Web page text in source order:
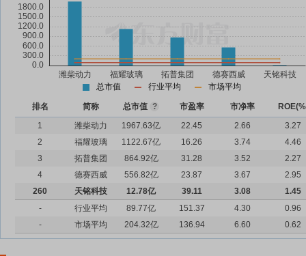
总市值 行业平均 市场平均
排名 简称 总市值 ? 市盈率 市净率
1
潍柴动力 1967.63亿 22.45 2.66
3.27
2
福耀玻璃 1122.67亿 16.26 3.74
4.46
3
拓普集团 864.92亿 31.28 3.52
2.27
4
德赛西威 556.82亿 23.87 3.67
2.95
260
天铭科技 12.78亿 39.11 3.08
1.45
-
行业平均 89.77亿 151.37 4.30
0.96
-
市场平均 204.32亿 136.94 6.60 0.62